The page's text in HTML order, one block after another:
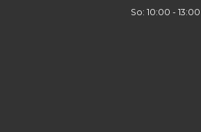
So: 10:00 - 13:00